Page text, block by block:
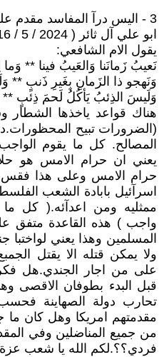
3 - اليس درآ المفاسد مقدم على نيل المصالح؟؟؟
ابو علي آل ثائر ( 2024 / 5 / 16 - 08:13 )
يقول الام الشافعي:
نَعيبُ زَمانَنا وَالعَيبُ فينا **
وَنَهجو ذا الزَمانِ بِغَيرِ ذَنبٍ **
وَلَيسَ الذِئبُ يَأكُلُ لَحمَ ذِئبٍ **
هناك قواعد ياخذها الشطار
(الضرورات تبيح
المصالح. كل ما يقوم
يعني ان حرام الامس هو
حرام الامس وعلى هذا فقس.
اسرآئيل بابادة الشعب
ممثليه ومن اعدآئه.( كل ما
واجب ) هذه القاعدة متفق
المسلمين وهذا يعني لواختبا
ولا يمكن قتله الا يقتل
على من اجار الجندي.هل
قبل البدء بطوفان الاقصى
تحارب دولة الصهاينة
مقدمتهم امريكا وهل كان
من جميع المناضلين وفي
فردي؟؟.لكم الله يا شعب